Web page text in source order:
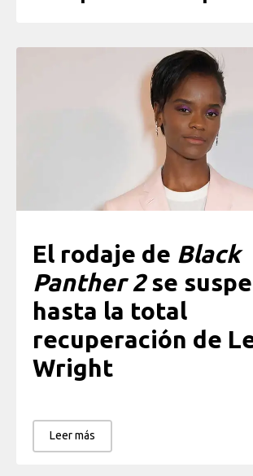
El rodaje de Black
Panther 2se
hasta la total
recuperación de
Wright
Leer más